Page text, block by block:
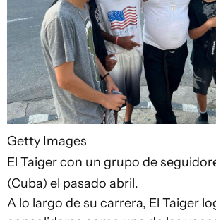
Getty Images
El Taiger con un grupo de
(Cuba) el pasado abril.
A lo largo de su carrera, El Taiger